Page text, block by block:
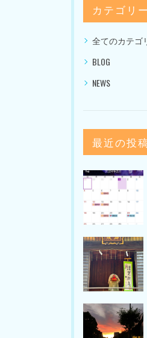
カテゴリー
全てのカテゴ
BLOG
NEWS
最近の投